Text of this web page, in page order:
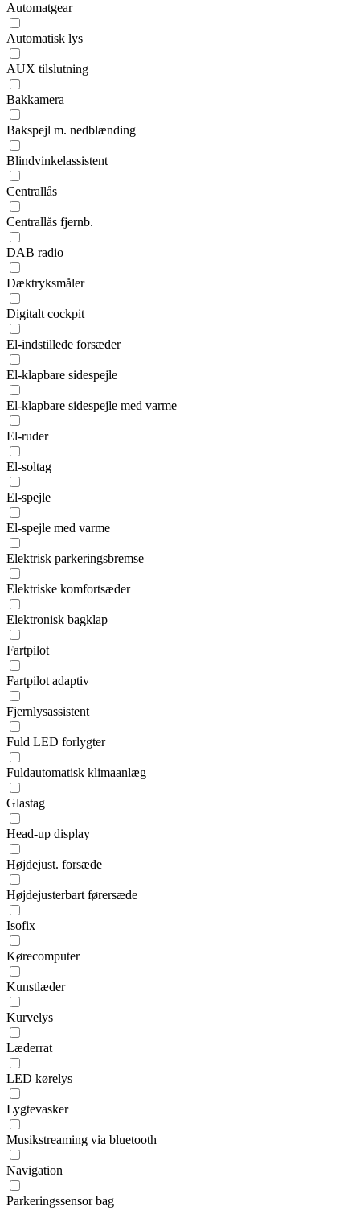
Automatgear
Automatisk lys
AUX tilslutning
Bakkamera
Bakspejl m. nedblænding
Blindvinkelassistent
Centrallås
Centrallås fjernb.
DAB radio
Dæktryksmåler
Digitalt cockpit
El-indstillede forsæder
El-klapbare sidespejle
El-klapbare sidespejle med varme
El-ruder
El-soltag
El-spejle
El-spejle med varme
Elektrisk parkeringsbremse
Elektriske komfortsæder
Elektronisk bagklap
Fartpilot
Fartpilot adaptiv
Fjernlysassistent
Fuld LED forlygter
Fuldautomatisk klimaanlæg
Glastag
Head-up display
Højdejust. forsæde
Højdejusterbart førersæde
Isofix
Kørecomputer
Kunstlæder
Kurvelys
Læderrat
LED kørelys
Lygtevasker
Musikstreaming via bluetooth
Navigation
Parkeringssensor bag